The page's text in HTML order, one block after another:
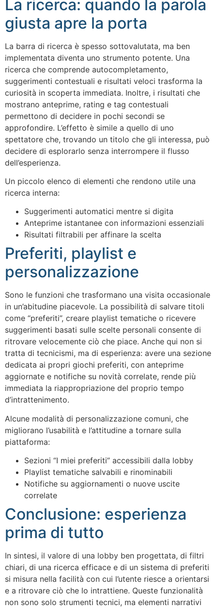
La ricerca: quando la parola
giusta apre la porta
La barra di ricerca è spesso sottovalutata, ma ben
implementata diventa uno strumento potente. Una
ricerca che comprende autocompletamento,
suggerimenti contestuali e risultati veloci trasforma la
curiosità in scoperta immediata. Inoltre, i risultati che
mostrano anteprime, rating e tag contestuali
permettono di decidere in pochi secondi se
approfondire. L’effetto è simile a quello di uno
spettatore che, trovando un titolo che gli interessa, può
decidere di esplorarlo senza interrompere il flusso
dell’esperienza.
Un piccolo elenco di elementi che rendono utile una
ricerca interna:
Suggerimenti automatici mentre si digita
Anteprime istantanee con informazioni essenziali
Risultati filtrabili per affinare la scelta
Preferiti, playlist e
personalizzazione
Sono le funzioni che trasformano una visita occasionale
in un’abitudine piacevole. La possibilità di salvare titoli
come “preferiti”, creare playlist tematiche o ricevere
suggerimenti basati sulle scelte personali consente di
ritrovare velocemente ciò che piace. Anche qui non si
tratta di tecnicismi, ma di esperienza: avere una sezione
dedicata ai propri giochi preferiti, con anteprime
aggiornate e notifiche su novità correlate, rende più
immediata la riappropriazione del proprio tempo
d’intrattenimento.
Alcune modalità di personalizzazione comuni, che
migliorano l’usabilità e l’attitudine a tornare sulla
piattaforma:
Sezioni “I miei preferiti” accessibili dalla lobby
Playlist tematiche salvabili e rinominabili
Notifiche su aggiornamenti o nuove uscite
correlate
Conclusione: esperienza
prima di tutto
In sintesi, il valore di una lobby ben progettata, di filtri
chiari, di una ricerca efficace e di un sistema di preferiti
si misura nella facilità con cui l’utente riesce a orientarsi
e a ritrovare ciò che lo intrattiene. Queste funzionalità
non sono solo strumenti tecnici, ma elementi narrativi